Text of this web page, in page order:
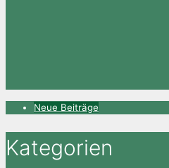
Neue Beiträge
Kategorien